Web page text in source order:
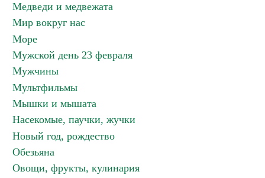
Медведи и медвежата
Мир вокруг нас
Море
Мужской день 23 февраля
Мужчины
Мультфильмы
Мышки и мышата
Насекомые, паучки, жучки
Новый год, рождество
Обезьяна
Овощи, фрукты, кулинария